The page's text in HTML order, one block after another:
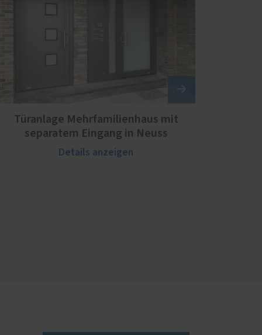
Türanlage Mehrfamilienhaus mit
separatem Eingang in Neuss
Details anzeigen